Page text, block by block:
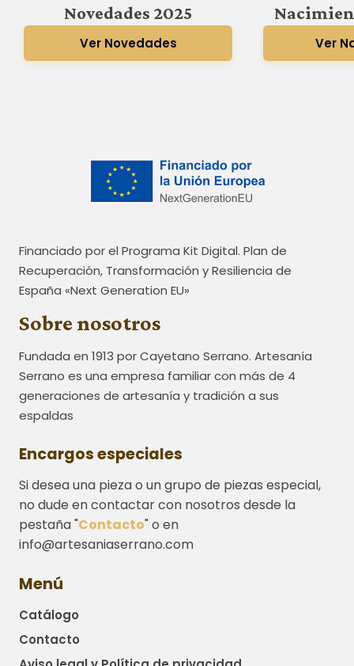
Novedades 2025
Ver Novedades Ver
Financiado por el Programa Kit Digital. Plan de
Recuperación, Transformación y Resiliencia de
España «Next Generation EU»
Sobre nosotros
Fundada en 1913 por Cayetano Serrano. Artesanía
Serrano es una empresa familiar con más de 4
generaciones de artesanía y tradición a sus
espaldas
Encargos especiales
Si desea una pieza o un grupo de piezas especial,
no dude en contactar con nosotros desde la
pestaña "Contacto" o en
info@artesaniaserrano.com
Menú
Catálogo
Contacto